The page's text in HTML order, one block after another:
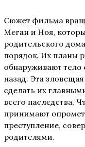
Сюжет фильма
Меган и Ноя,
родительского
порядок. Их планы
обнаруживают тело
назад. Эта
сделать их
всего наследства.
принимают
преступление,
родителями.